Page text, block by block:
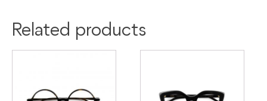
Related products